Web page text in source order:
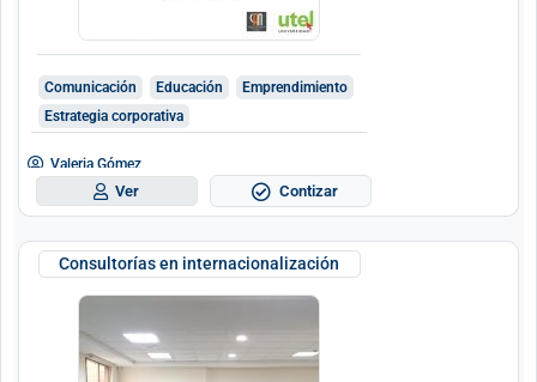
Comunicación Educación
Emprendimiento
Estrategia corporativa
Valeria Gómez
Ver Contizar
Consultorías en internacionalización